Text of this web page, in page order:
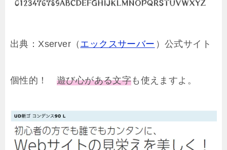
出典：Xserver（ エックスサーバー ）公式サイト
個性的！ 遊び心がある文字も使えますよ。